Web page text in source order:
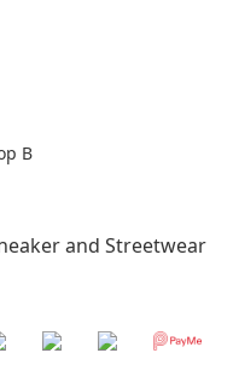
B
and Streetwear